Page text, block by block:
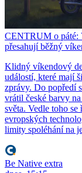
CENTRUM o páté:
přesahují běžný
Klidný víkendový
událostí, které mají
zprávy. Do popředí
vrátil české barvy
světa. Vedle toho
evropských
limity spoléhání na
Be Native extra